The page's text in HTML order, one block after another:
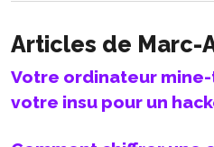
Articles de Marc-
Votre ordinateur
votre insu pour un